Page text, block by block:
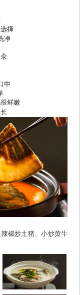
择
净
中
鲜嫩
椒炒土猪、小炒黄牛